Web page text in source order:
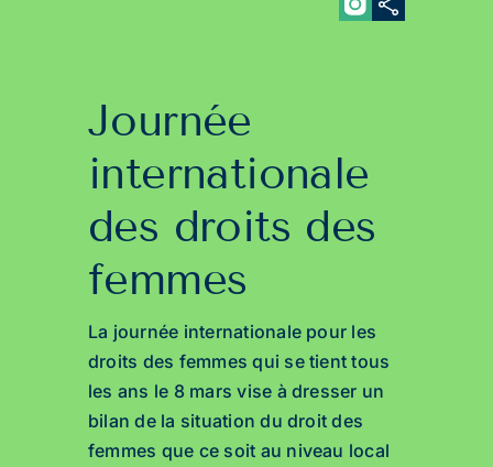
Journée
internationale
des droits des
femmes
La journée internationale pour les
droits des femmes qui se tient tous
les ans le 8 mars vise à dresser un
bilan de la situation du droit des
femmes que ce soit au niveau local,